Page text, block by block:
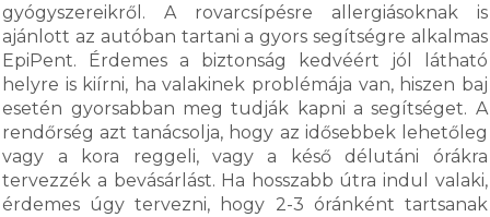
gyógyszereikről. A rovarcsípésre allergiásoknak is
ajánlott az autóban tartani a gyors segítségre alkalmas
EpiPent. Érdemes a biztonság kedvéért jól látható
helyre is kiírni, ha valakinek problémája van, hiszen baj
esetén gyorsabban meg tudják kapni a segítséget. A
rendőrség azt tanácsolja, hogy az idősebbek lehetőleg
vagy a kora reggeli, vagy a késő délutáni órákra
tervezzék a bevásárlást. Ha hosszabb útra indul valaki,
érdemes úgy tervezni, hogy 2-3 óránként tartsanak